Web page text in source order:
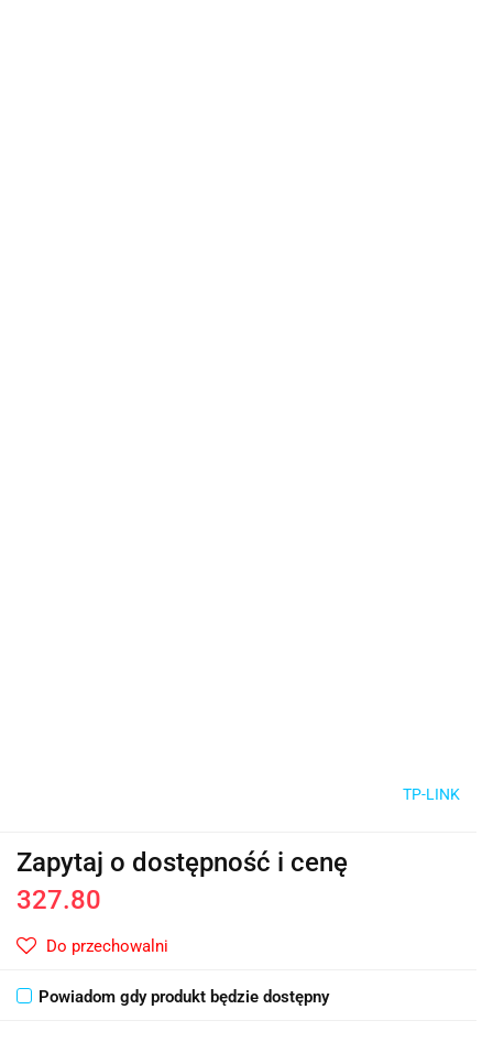
TP-LINK
Zapytaj o dostępność i cenę
327.80
Do przechowalni
Powiadom gdy produkt będzie dostępny